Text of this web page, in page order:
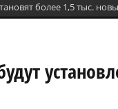
более 1,5 тыс.